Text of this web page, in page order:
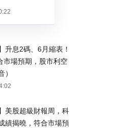
升息2碼、6月縮表！
市場預期，股市利空
）
美股超級財報周，科
績揭曉，符合市場預